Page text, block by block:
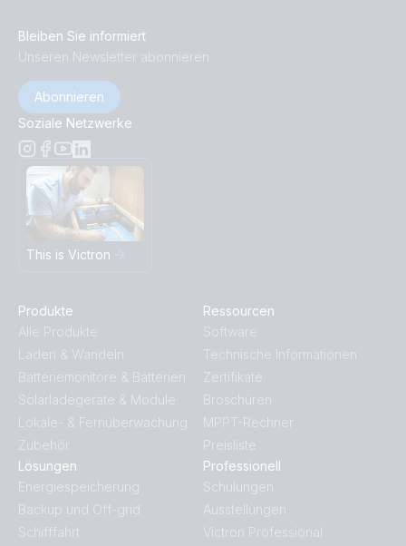
Bleiben Sie informiert
Unseren Newsletter abonnieren
Abonnieren
Soziale Netzwerke
This is Victron
Produkte
Alle Produkte
Laden & Wandeln
Batteriemonitore & Batterien
Solarladegeräte & Module
Lokale- & Fernüberwachung
Zubehör
Lösungen
Energiespeicherung
Backup und Off-grid
Schifffahrt
Ressourcen
Software
Technische Informationen
Zertifikate
Broschüren
MPPT-Rechner
Preisliste
Professionell
Schulungen
Ausstellungen
Victron Professional